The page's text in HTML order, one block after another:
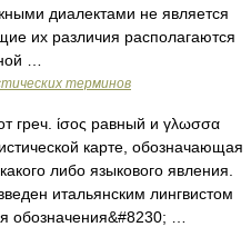
диалектами не является
их различия располагаются
…
терминов
греч. ίσος равный и γλωσσα
карте, обозначающая
либо языкового явления.
итальянским лингвистом
обозначения&#8230; …